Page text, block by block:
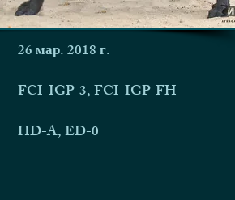
26 мар. 2018 г.
FCI-IGP-3, FCI-IGP-FH
HD-A, ED-0